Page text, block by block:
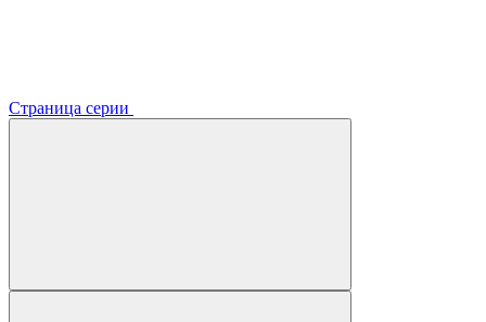
Страница серии